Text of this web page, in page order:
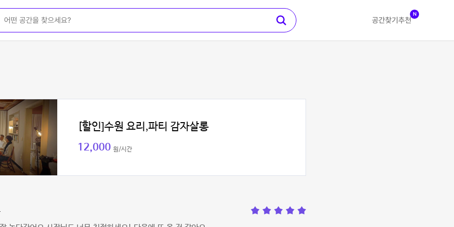
공간찾기 추천
N
[할인]수원 요리,파티 감자살롱
12,000 원/시간